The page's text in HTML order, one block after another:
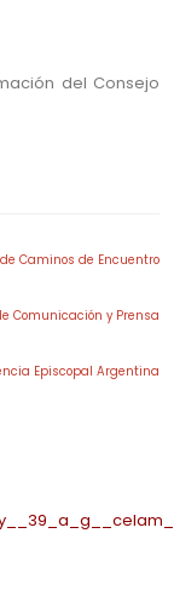
del Consejo
Caminos de Encuentro
Comunicación y Prensa
Episcopal Argentina